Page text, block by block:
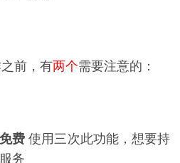
前，有两个需要注意的：
免费使用三次此功能，想要持
务